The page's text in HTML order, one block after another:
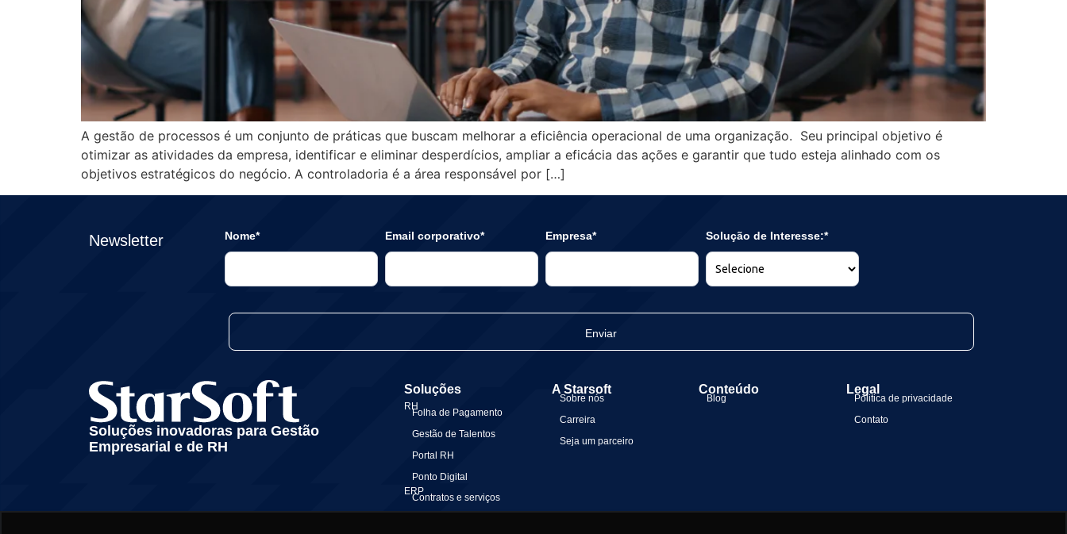
A gestão de processos é um conjunto de práticas que buscam melhorar a eficiência operacional de uma organização. Seu principal objetivo é
otimizar as atividades da empresa, identificar e eliminar desperdícios, ampliar a eficácia das ações e garantir que tudo esteja alinhado com os
objetivos estratégicos do negócio. A controladoria é a área responsável por […]
Newsletter Nome* Email corporativo* Empresa* Solução de Interesse:*
Enviar
Soluções inovadoras para Gestão
Empresarial e de RH
Soluções
RH
Folha de Pagamento
Gestão de Talentos
Portal RH
Ponto Digital
ERP
Contratos e serviços
A Starsoft
Sobre nós
Carreira
Seja um parceiro
Conteúdo
Blog
Legal
Politica de privacidade
Contato